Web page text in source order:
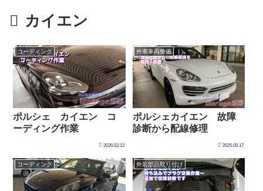
カイエン
コーディング
ポルシェ カイエン コ
ーディング作業
2026.02.12
外車車両整備
ポルシェカイエン 故障
診断から配線修理
2025.05.17
コーディング 外装部品取り付け